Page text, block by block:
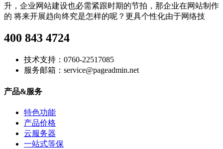
升，企业网站建设也必需紧跟时期的节拍，那企业在网站制作
的 将来开展趋向终究是怎样的呢？更具个性化由于网络技
400 843 4724
技术支持：0760-22517085
服务邮箱：service@pageadmin.net
产品&服务
特色功能
产品价格
云服务器
一站式等保